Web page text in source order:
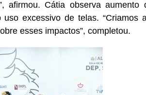
afirmou. Cátia observa
uso excessivo de telas. “Criamos
esses impactos”, completou.